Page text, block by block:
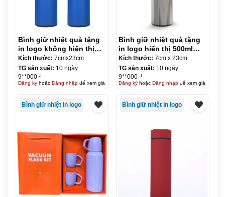
Bình giữ nhiệt quà tặng
in logo không hiển thị
500ml KQ-BGN70
Kích thước: 7cmx23cm
TG sản xuất: 10 ngày
9**000 ₫
Đăng kýhoặc Đăng nhậpđể xem giá
Bình giữ nhiệt quà tặng
in logo hiển thị 500ml
KQ-BGN71
Kích thước: 7cm x 23cm
TG sản xuất: 10 ngày
9**000 ₫
Đăng kýhoặc Đăng nhậpđể xem giá
Bình giữ nhiệt in logo Bình giữ nhiệt in logo